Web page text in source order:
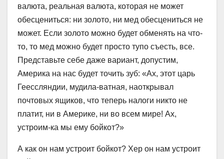
валюта, реальная валюта, которая не может
обесцениться: ни золото, ни мед обесцениться не
может. Если золото можно будет обменять на что-
то, то мед можно будет просто тупо съесть, все.
Представьте себе даже вариант, допустим,
Америка на нас будет точить зуб: «Ах, этот царь
Геессляндии, мудила-ватная, наоткрывал
почтовых ящиков, что теперь налоги никто не
платит, ни в Америке, ни во всем мире! Ах,
устроим-ка мы ему бойкот?»
А как он нам устроит бойкот? Хер он нам устроит